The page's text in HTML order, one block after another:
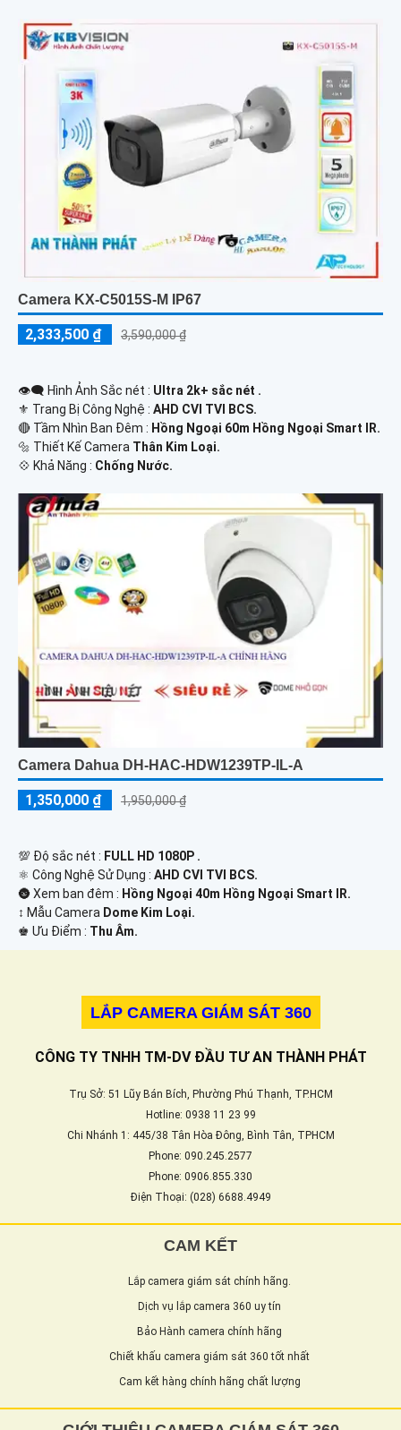
Camera KX-C5015S-M IP67
2,333,500 ₫ 3,590,000 ₫
👁️‍🗨 Hình Ảnh Sắc nét : Ultra 2k+ sắc nét .
⚜️ Trang Bị Công Nghệ : AHD CVI TVI BCS.
🔴 Tầm Nhìn Ban Đêm : Hồng Ngoại 60m Hồng Ngoại Smart IR.
🔩 Thiết Kế Camera Thân Kim Loại.
️💠 Khả Năng : Chống Nước.
Camera Dahua DH-HAC-HDW1239TP-IL-A
1,350,000 ₫ 1,950,000 ₫
💯 Độ sắc nét : FULL HD 1080P .
⚛️ Công Nghệ Sử Dụng : AHD CVI TVI BCS.
🌚 Xem ban đêm : Hồng Ngoại 40m Hồng Ngoại Smart IR.
↕️ Mẫu Camera Dome Kim Loại.
️♚ Ưu Điểm : Thu Âm.
LẮP CAMERA GIÁM SÁT 360
CÔNG TY TNHH TM-DV ĐẦU TƯ AN THÀNH PHÁT
Trụ Sở: 51 Lũy Bán Bích, Phường Phú Thạnh, TP.HCM
Hotline: 0938 11 23 99
Chi Nhánh 1: 445/38 Tân Hòa Đông, Bình Tân, TPHCM
Phone: 090.245.2577
Phone: 0906.855.330
Điện Thoại: (028) 6688.4949
CAM KẾT
Lắp camera giám sát chính hãng.
Dịch vụ lắp camera 360 uy tín
Bảo Hành camera chính hãng
Chiết khấu camera giám sát 360 tốt nhất
Cam kết hàng chính hãng chất lượng